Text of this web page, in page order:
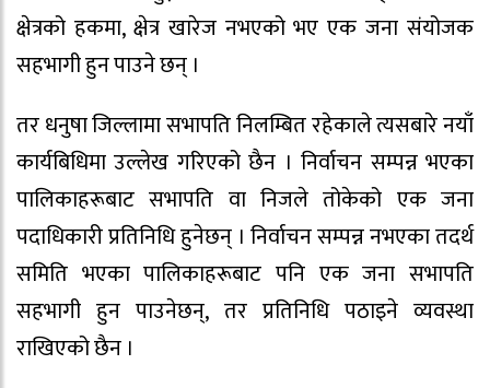
क्षेत्रको हकमा, क्षेत्र खारेज नभएको भए एक जना संयोजक
सहभागी हुन पाउने छन् ।
तर धनुषा जिल्लामा सभापति निलम्बित रहेकाले त्यसबारे नयाँ
कार्यबिधिमा उल्लेख गरिएको छैन । निर्वाचन सम्पन्न भएका
पालिकाहरूबाट सभापति वा निजले तोकेको एक जना
पदाधिकारी प्रतिनिधि हुनेछन् । निर्वाचन सम्पन्न नभएका तदर्थ
समिति भएका पालिकाहरूबाट पनि एक जना सभापति
सहभागी हुन पाउनेछन्, तर प्रतिनिधि पठाइने व्यवस्था
राखिएको छैन ।